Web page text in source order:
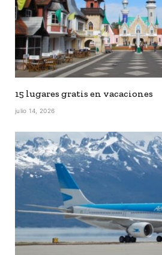
15 lugares gratis en vacaciones
julio 14, 2026